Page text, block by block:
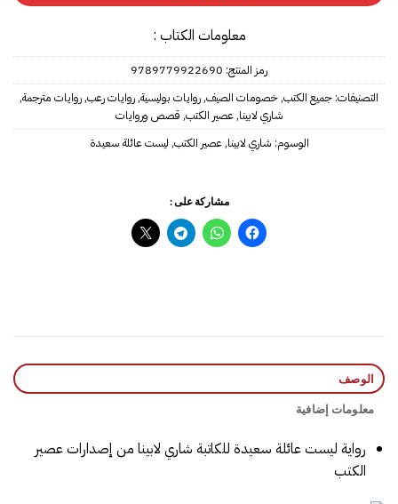
معلومات الكتاب :
رمز المنتج: 9789779922690
التصنيفات: جميع الكتب,خصومات الصيف,روايات بوليسية,روايات رعب,روايات مترجمة,
شاري لابينا,عصير الكتب, قصص وروايات
الوسوم: شاري لابينا,عصير الكتب, ليست عائلة سعيدة
مشاركة على :
الوصف
معلومات إضافية
رواية ليست عائلة سعيدة للكاتبة شاري لابينا‎ من إصدارات عصير
الكتب